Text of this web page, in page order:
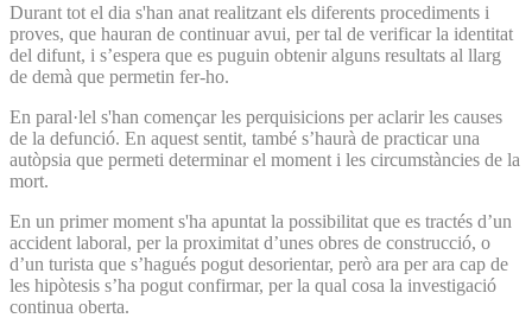
Durant tot el dia s'han anat realitzant els diferents procediments i
proves, que hauran de continuar avui, per tal de verificar la identitat
del difunt, i s’espera que es puguin obtenir alguns resultats al llarg
de demà que permetin fer-ho.
En paral·lel s'han començar les perquisicions per aclarir les causes
de la defunció. En aquest sentit, també s’haurà de practicar una
autòpsia que permeti determinar el moment i les circumstàncies de la
mort.
En un primer moment s'ha apuntat la possibilitat que es tractés d’un
accident laboral, per la proximitat d’unes obres de construcció, o
d’un turista que s’hagués pogut desorientar, però ara per ara cap de
les hipòtesis s’ha pogut confirmar, per la qual cosa la investigació
continua oberta.